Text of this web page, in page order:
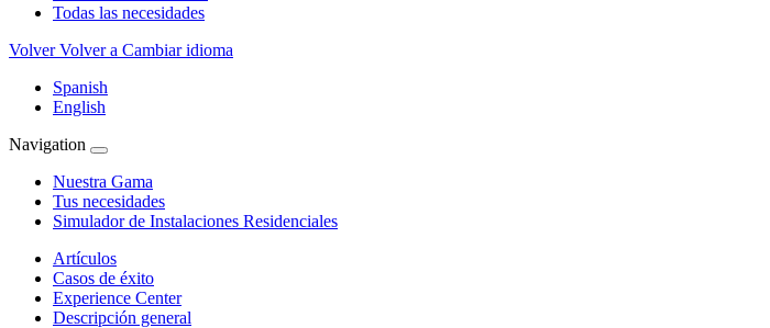
Todas las necesidades
Volver Volver a Cambiar idioma
Spanish
English
Navigation
Nuestra Gama
Tus necesidades
Simulador de Instalaciones Residenciales
Artículos
Casos de éxito
Experience Center
Descripción general